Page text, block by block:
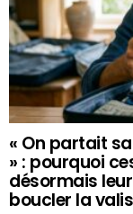
« On partait
» : pourquoi
désormais
boucler la